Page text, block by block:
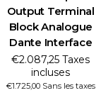
Output Terminal
Block Analogue
Dante Interface
€2.087,25 Taxes
incluses
€1.725,00 Sans les taxes